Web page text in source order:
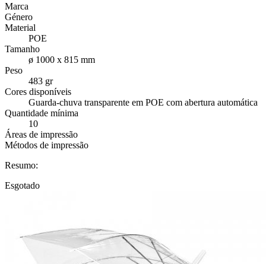
Marca
Género
Material
POE
Tamanho
ø 1000 x 815 mm
Peso
483 gr
Cores disponíveis
Guarda-chuva transparente em POE com abertura automática
Quantidade mínima
10
Áreas de impressão
Métodos de impressão
Resumo:
Esgotado